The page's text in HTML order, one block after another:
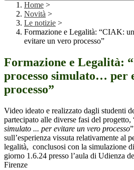
Home >
Novità >
Le notizie >
Formazione e Legalità: “CIAK:
evitare un vero processo”
Formazione e Legalità:
processo simulato… per
processo”
Video ideato e realizzato dagli studenti
partecipato alle diverse fasi del progetto,
simulato ... per evitare un vero processo
sull’esperienza vissuta relativamente al
legalità, conclusosi con la simulazione
giorno 1.6.24 presso l’aula di Udienza
Firenze